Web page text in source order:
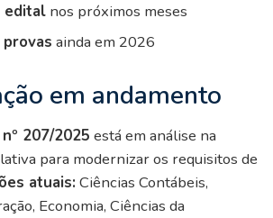
edital nos próximos meses
ainda em 2026
em andamento
207/2025 está em análise na
para modernizar os requisitos de
atuais: Ciências Contábeis,
Economia, Ciências da